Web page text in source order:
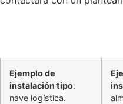
Ejemplo de
instalación tipo:
nave logística.